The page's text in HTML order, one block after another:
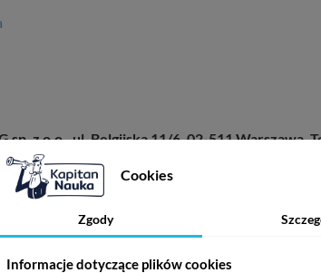
sp. z o.o., ul. Belgijska 11/6, 02-511 Warszawa.
Cookies
Zgody
Informacje dotyczące plików cookies